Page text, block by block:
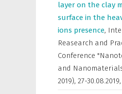
layer on the clay
surface in the
ions presence,
Reasearch and
Conference
and
2019), 27-30.08.2019,